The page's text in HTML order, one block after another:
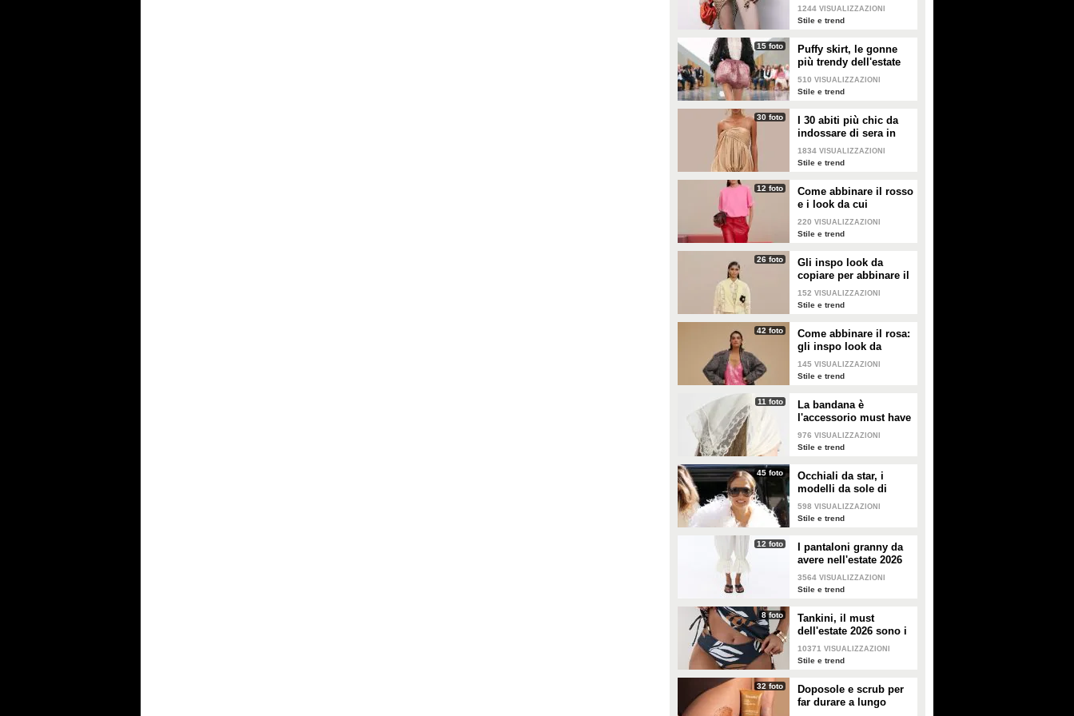
nella valigia dell'estate
2026
1244 VISUALIZZAZIONI
Stile e trend
15 foto
Puffy skirt, le gonne
più trendy dell'estate
2026 sono quelle a
palloncino
510 VISUALIZZAZIONI
Stile e trend
30 foto
I 30 abiti più chic da
indossare di sera in
estate
1834 VISUALIZZAZIONI
Stile e trend
12 foto
Come abbinare il rosso
e i look da cui
prendere ispirazione
220 VISUALIZZAZIONI
Stile e trend
26 foto
Gli inspo look da
copiare per abbinare il
giallo
152 VISUALIZZAZIONI
Stile e trend
42 foto
Come abbinare il rosa:
gli inspo look da
copiare
145 VISUALIZZAZIONI
Stile e trend
11 foto
La bandana è
l'accessorio must have
dell'estate 2026: i
modelli di tendenza
976 VISUALIZZAZIONI
Stile e trend
45 foto
Occhiali da star, i
modelli da sole di
tendenza per l'estate
2026
598 VISUALIZZAZIONI
Stile e trend
12 foto
I pantaloni granny da
avere nell'estate 2026
3564 VISUALIZZAZIONI
Stile e trend
8 foto
Tankini, il must
dell'estate 2026 sono i
costumi con la canotta
10371 VISUALIZZAZIONI
Stile e trend
32 foto
Doposole e scrub per
far durare a lungo